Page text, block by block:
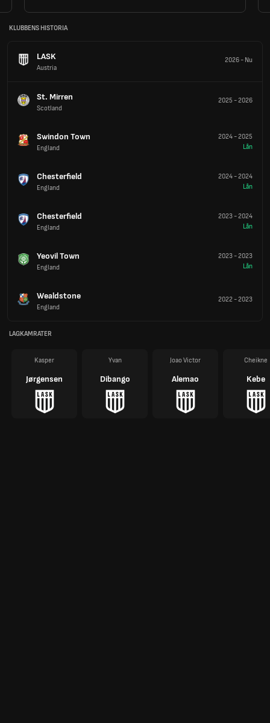
KLUBBENS HISTORIA
LASK
Austria
2026- Nu
St. Mirren
Scotland
2025 -2026
Swindon Town
England
2024-2025
Lån
Chesterfield
England
2024-2024
Lån
Chesterfield
England
2023-2024
Lån
Yeovil Town
England
2023-2023
Lån
Wealdstone
England
2022-2023
LAGKAMRATER
Kasper
Jørgensen
Yvan
Dibango
Joao Victor
Alemao
Cheikne
Kebe